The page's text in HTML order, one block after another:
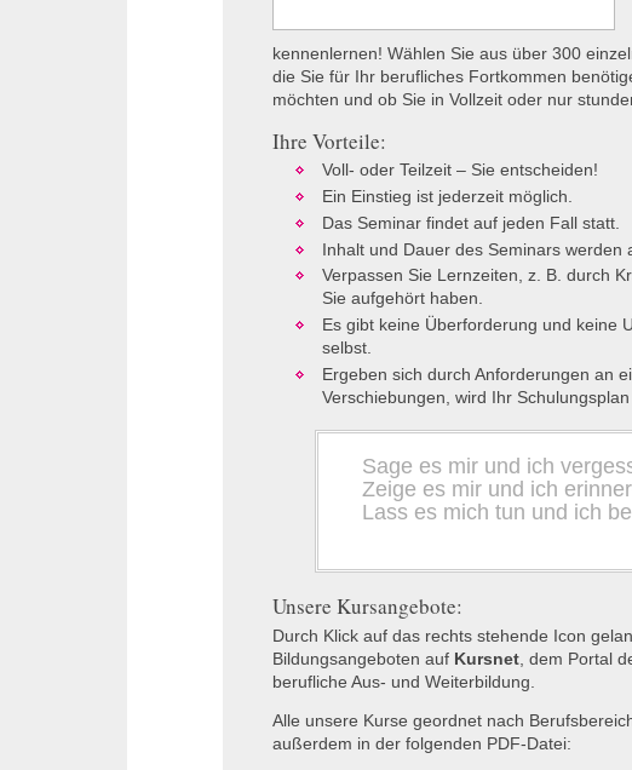
kennenlernen! Wählen Sie aus über 300
die Sie für Ihr berufliches Fortkommen
möchten und ob Sie in Vollzeit oder nur
Ihre Vorteile:
Voll- oder Teilzeit – Sie entscheiden!
Ein Einstieg ist jederzeit möglich.
Das Seminar findet auf jeden Fall statt.
Inhalt und Dauer des Seminars werden
Verpassen Sie Lernzeiten, z. B. durch
Sie aufgehört haben.
Es gibt keine Überforderung und keine
selbst.
Ergeben sich durch Anforderungen an
Verschiebungen, wird Ihr Schulungsplan
Sage es mir und ich
Zeige es mir und ich
Lass es mich tun und ich
Unsere Kursangebote:
Durch Klick auf das rechts stehende Icon
Bildungsangeboten auf Kursnet , dem Portal
berufliche Aus- und Weiterbildung.
Alle unsere Kurse geordnet nach
außerdem in der folgenden PDF-Datei: